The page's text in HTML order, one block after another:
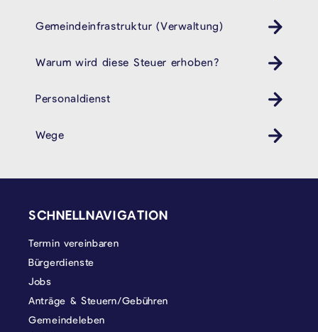
Gemeindeinfrastruktur (Verwaltung)
Warum wird diese Steuer erhoben?
Personaldienst
Wege
SCHNELLNAVIGATION
Termin vereinbaren
Bürgerdienste
Jobs
Anträge & Steuern/Gebühren
Gemeindeleben